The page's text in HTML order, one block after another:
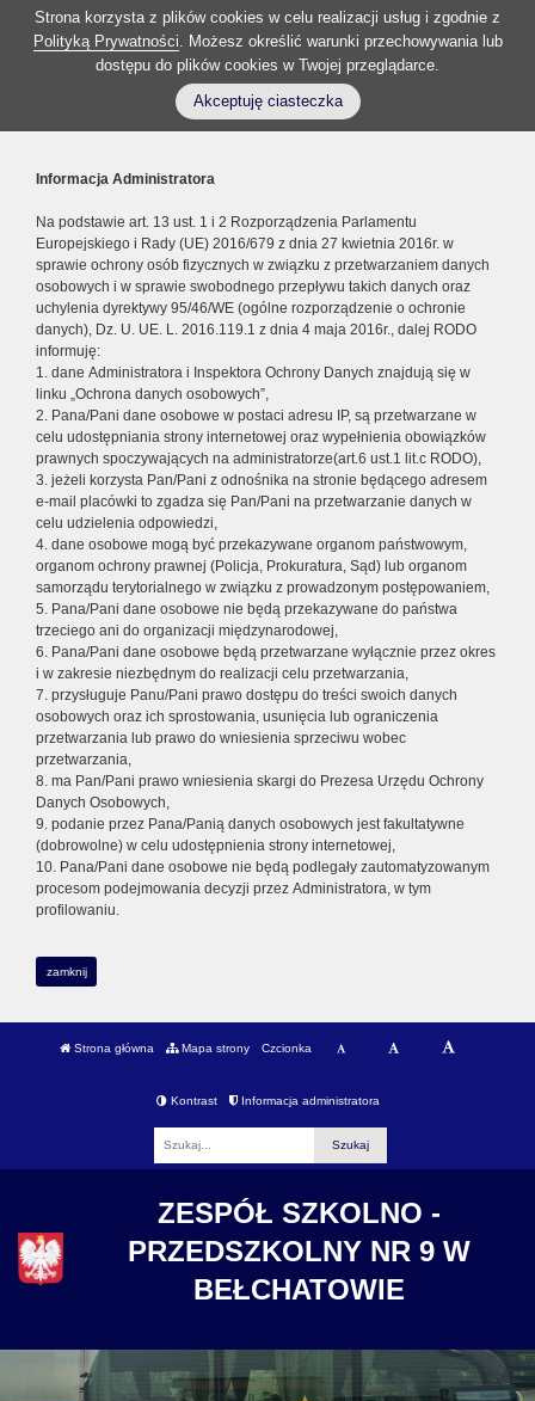
Strona korzysta z plików cookies w celu realizacji usług i zgodnie z
Polityką Prywatności. Możesz określić warunki przechowywania lub
dostępu do plików cookies w Twojej przeglądarce.
Akceptuję ciasteczka
Informacja Administratora
Na podstawie art. 13 ust. 1 i 2 Rozporządzenia Parlamentu
Europejskiego i Rady (UE) 2016/679 z dnia 27 kwietnia 2016r. w
sprawie ochrony osób fizycznych w związku z przetwarzaniem danych
osobowych i w sprawie swobodnego przepływu takich danych oraz
uchylenia dyrektywy 95/46/WE (ogólne rozporządzenie o ochronie
danych), Dz. U. UE. L. 2016.119.1 z dnia 4 maja 2016r., dalej RODO
informuję:
1. dane Administratora i Inspektora Ochrony Danych znajdują się w
linku „Ochrona danych osobowych”,
2. Pana/Pani dane osobowe w postaci adresu IP, są przetwarzane w
celu udostępniania strony internetowej oraz wypełnienia obowiązków
prawnych spoczywających na administratorze(art.6 ust.1 lit.c RODO),
3. jeżeli korzysta Pan/Pani z odnośnika na stronie będącego adresem
e-mail placówki to zgadza się Pan/Pani na przetwarzanie danych w
celu udzielenia odpowiedzi,
4. dane osobowe mogą być przekazywane organom państwowym,
organom ochrony prawnej (Policja, Prokuratura, Sąd) lub organom
samorządu terytorialnego w związku z prowadzonym postępowaniem,
5. Pana/Pani dane osobowe nie będą przekazywane do państwa
trzeciego ani do organizacji międzynarodowej,
6. Pana/Pani dane osobowe będą przetwarzane wyłącznie przez okres
i w zakresie niezbędnym do realizacji celu przetwarzania,
7. przysługuje Panu/Pani prawo dostępu do treści swoich danych
osobowych oraz ich sprostowania, usunięcia lub ograniczenia
przetwarzania lub prawo do wniesienia sprzeciwu wobec
przetwarzania,
8. ma Pan/Pani prawo wniesienia skargi do Prezesa Urzędu Ochrony
Danych Osobowych,
9. podanie przez Pana/Panią danych osobowych jest fakultatywne
(dobrowolne) w celu udostępnienia strony internetowej,
10. Pana/Pani dane osobowe nie będą podlegały zautomatyzowanym
procesom podejmowania decyzji przez Administratora, w tym
profilowaniu.
zamknij
Strona główna Mapa strony Czcionka
Kontrast Informacja administratora
ZESPÓŁ SZKOLNO -
PRZEDSZKOLNY NR 9 W
BEŁCHATOWIE